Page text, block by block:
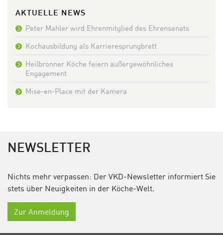
AKTUELLE NEWS
Peter Mahler wird Ehrenmitglied des Ehrensenats
Kochausbildung als Karrieresprungbrett
Heilbronner Köche feiern außergewöhnliches
Engagement
Mise-en-Place mit der Kamera
NEWSLETTER
Nichts mehr verpassen: Der VKD-Newsletter informiert Sie
stets über Neuigkeiten in der Köche-Welt.
Zur Anmeldung